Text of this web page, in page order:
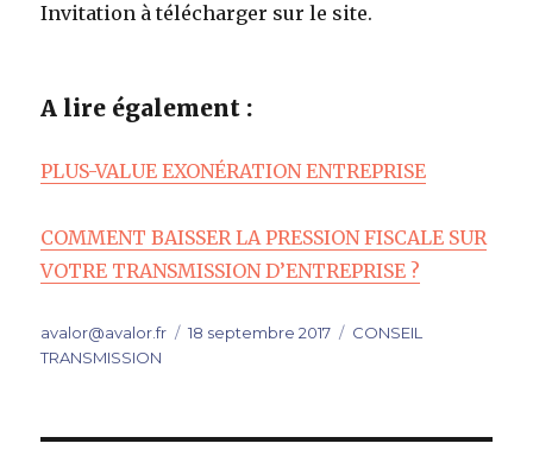
Invitation à télécharger sur le site.
A lire également :
PLUS-VALUE EXONÉRATION ENTREPRISE
COMMENT BAISSER LA PRESSION FISCALE SUR
VOTRE TRANSMISSION D’ENTREPRISE ?
Auteur
avalor@avalor.fr
Publié
18 septembre 2017 Catégories
CONSEIL
TRANSMISSION